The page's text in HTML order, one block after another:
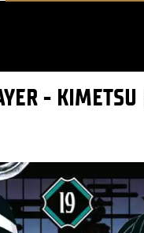
- KIMETSU